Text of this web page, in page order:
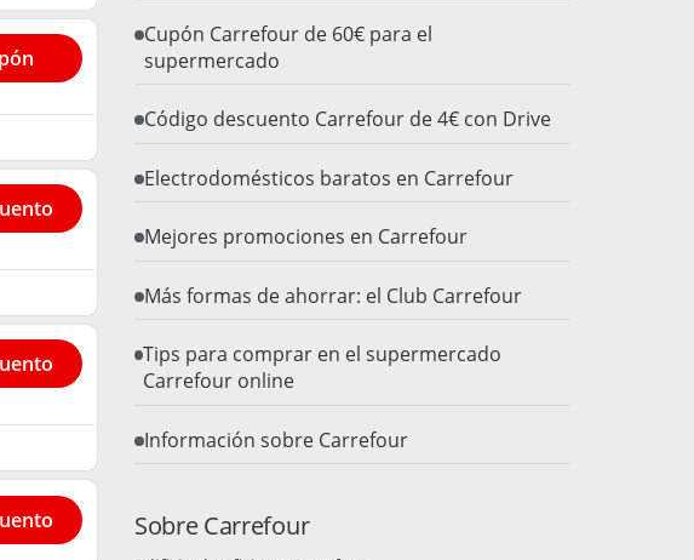
Cupón Carrefour de 60€ para el
supermercado
Código descuento Carrefour de 4€ con Drive
Electrodomésticos baratos en Carrefour
Mejores promociones en Carrefour
Más formas de ahorrar: el Club Carrefour
Tips para comprar en el supermercado
Carrefour online
Información sobre Carrefour
Sobre Carrefour